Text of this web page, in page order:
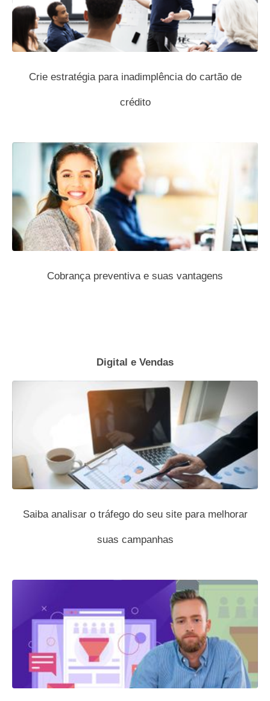
Crie estratégia para inadimplência do cartão de
crédito
Cobrança preventiva e suas vantagens
Digital e Vendas
Saiba analisar o tráfego do seu site para melhorar
suas campanhas